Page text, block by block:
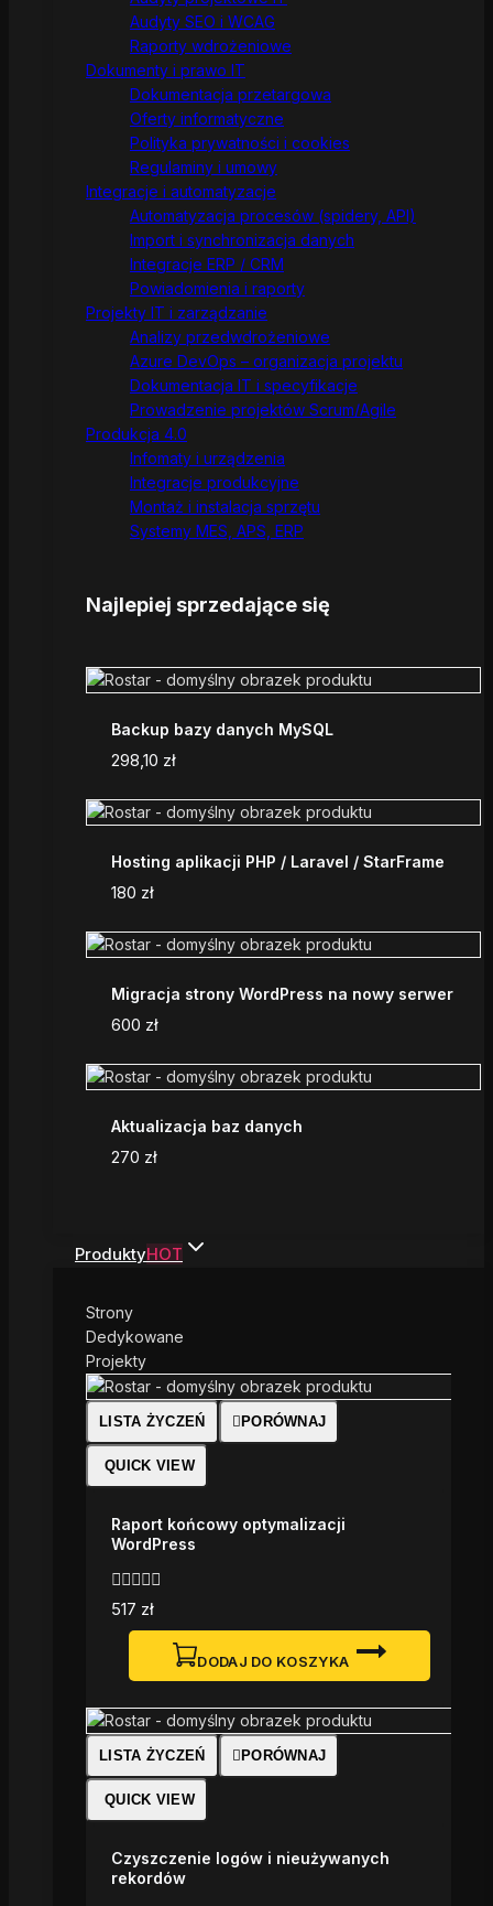
Audyty SEO i WCAG
Raporty wdrożeniowe
Dokumenty i prawo IT
Dokumentacja przetargowa
Oferty informatyczne
Polityka prywatności i cookies
Regulaminy i umowy
Integracje i automatyzacje
Automatyzacja procesów (spidery, API)
Import i synchronizacja danych
Integracje ERP / CRM
Powiadomienia i raporty
Projekty IT i zarządzanie
Analizy przedwdrożeniowe
Azure DevOps – organizacja projektu
Dokumentacja IT i specyfikacje
Prowadzenie projektów Scrum/Agile
Produkcja 4.0
Infomaty i urządzenia
Integracje produkcyjne
Montaż i instalacja sprzętu
Systemy MES, APS, ERP
Najlepiej sprzedające się
Backup bazy danych MySQL
298,10 zł
Hosting aplikacji PHP / Laravel / StarFrame
180 zł
Migracja strony WordPress na nowy serwer
600 zł
Aktualizacja baz danych
270 zł
ProduktyHOT
Strony
Dedykowane
Projekty
LISTA ŻYCZEŃ PORÓWNAJ
QUICK VIEW
Raport końcowy optymalizacji
WordPress
0
517 zł
DODAJ DO KOSZYKA
LISTA ŻYCZEŃ PORÓWNAJ
QUICK VIEW
Czyszczenie logów i nieużywanych
rekordów